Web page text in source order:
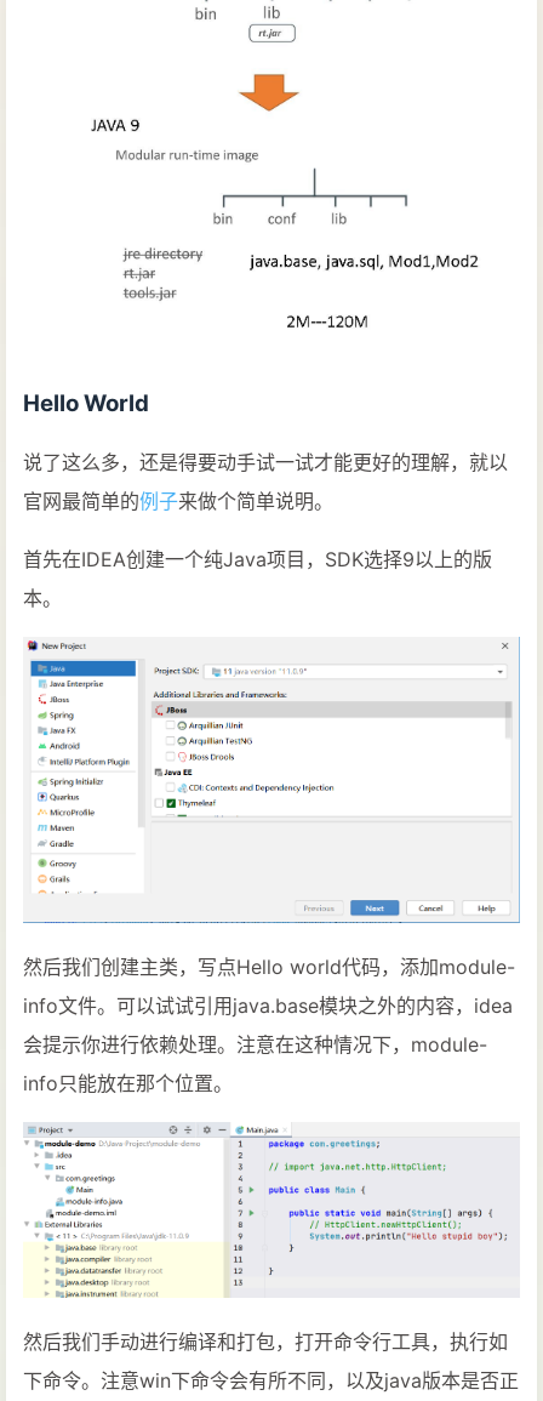
// 如果整个模块都允许反射，那么可以
    opens com.sample.reflect;
// 同样的，开放反射也可以指定只给到特定的
    opens com.sample.more to specific.
Hello World
说了这么多，还是得要动手试一试才能更好的理解，就以
官网最简单的例子来做个简单说明。
首先在IDEA创建一个纯Java项目，SDK选择9以上的版
本。
然后我们创建主类，写点Hello world代码，添加module-
info文件。可以试试引用java.base模块之外的内容，idea
会提示你进行依赖处理。注意在这种情况下，module-
info只能放在那个位置。
然后我们手动进行编译和打包，打开命令行工具，执行如
下命令。注意win下命令会有所不同，以及java版本是否正